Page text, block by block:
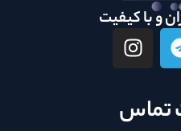
و با کیفیت
تماس